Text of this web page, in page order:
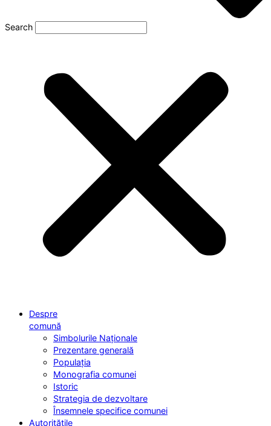
Search
Despre
comună
Simbolurile Naționale
Prezentare generală
Populația
Monografia comunei
Istoric
Strategia de dezvoltare
Însemnele specifice comunei
Autoritățile